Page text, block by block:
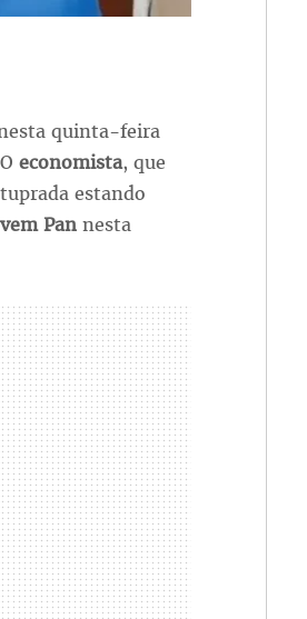
quinta-feira
economista, que
estando
Pannesta